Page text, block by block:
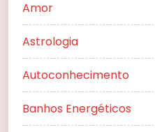
Amor
Astrologia
Autoconhecimento
Banhos Energéticos